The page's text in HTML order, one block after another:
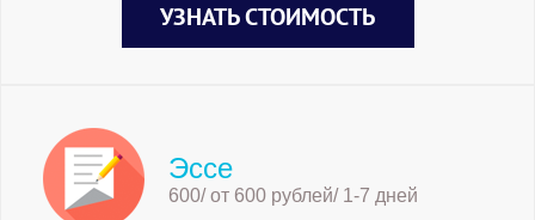
УЗНАТЬ СТОИМОСТЬ
Эссе
600/ от 600 рублей/ 1-7 дней